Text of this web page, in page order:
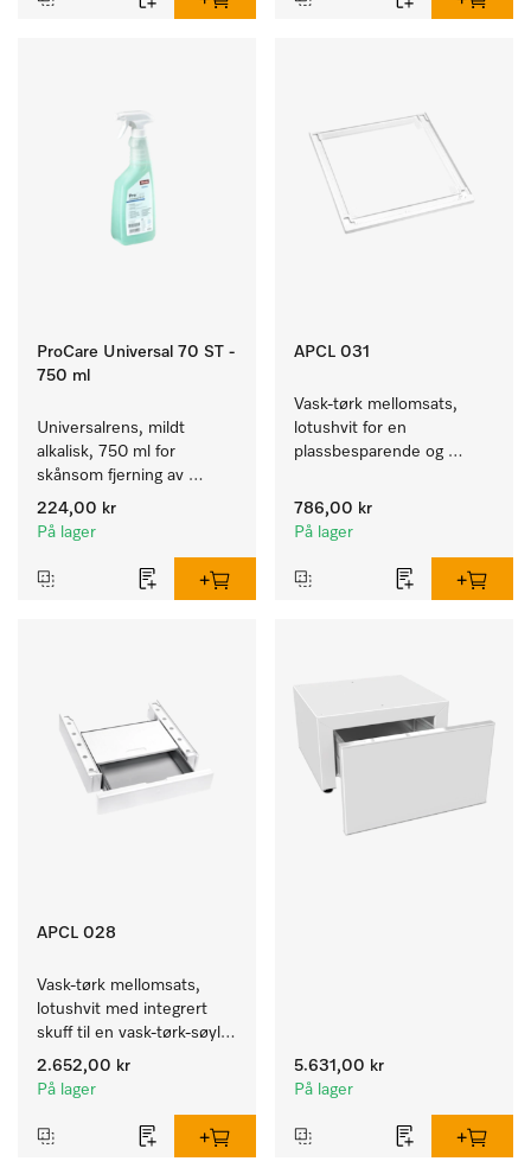
ProCare Universal 70 ST -
750 ml
Universalrens, mildt
alkalisk, 750 ml for
skånsom fjerning av
fettrester og smuss.
224,00 kr
På lager
APCL 031
Vask-tørk mellomsats,
lotushvit for en
plassbesparende og
tørk-søyle.
786,00 kr
På lager
APCL 028
Vask-tørk mellomsats,
lotushvit med integrert
skuff til en vask-tørk-søyle
med ergonomisk riktig
arbeidshøyde.
2.652,00 kr
På lager
5.631,00 kr
På lager